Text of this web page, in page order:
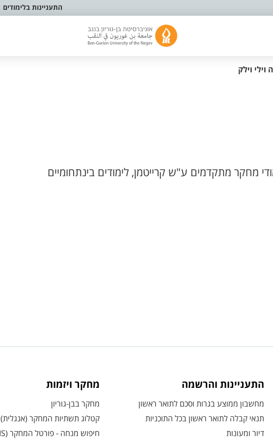
התעניינות בלימודים
וילק
מחקר מתקדמים ע"ש קרייטמן, לימודים בינתחומיים
התעניינות והרשמה
מחשבון ממוצע בגרות וסכם לתואר ראשון
תנאי קבלה לתואר ראשון בכל התוכניות
דיור ומעונות
מחקר ויזמות
מחקר בבן-גוריון
קטלוג תשתיות המחקר (אנגלית)
חיפוש מנחה - פורטל המחקר (CRIS)